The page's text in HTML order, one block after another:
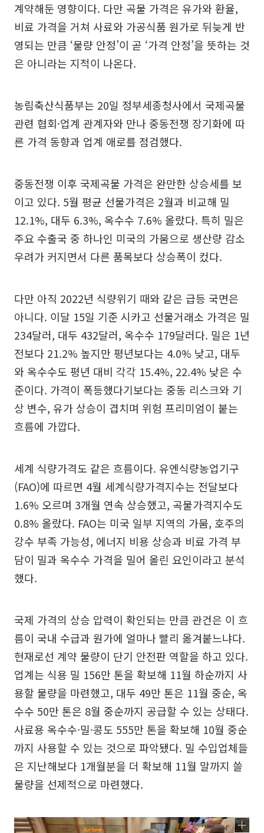
계약해둔 영향이다. 다만 곡물 가격은 유가와 환율,
비료 가격을 거쳐 사료와 가공식품 원가로 뒤늦게 반
영되는 만큼 ‘물량 안정’이 곧 ‘가격 안정’을 뜻하는 것
은 아니라는 지적이 나온다.
농림축산식품부는 20일 정부세종청사에서 국제곡물
관련 협회·업계 관계자와 만나 중동전쟁 장기화에 따
른 가격 동향과 업계 애로를 점검했다.
중동전쟁 이후 국제곡물 가격은 완만한 상승세를 보
이고 있다. 5월 평균 선물가격은 2월과 비교해 밀
12.1%, 대두 6.3%, 옥수수 7.6% 올랐다. 특히 밀은
주요 수출국 중 하나인 미국의 가뭄으로 생산량 감소
우려가 커지면서 다른 품목보다 상승폭이 컸다.
다만 아직 2022년 식량위기 때와 같은 급등 국면은
아니다. 이달 15일 기준 시카고 선물거래소 가격은 밀
234달러, 대두 432달러, 옥수수 179달러다. 밀은 1년
전보다 21.2% 높지만 평년보다는 4.0% 낮고, 대두
와 옥수수도 평년 대비 각각 15.4%, 22.4% 낮은 수
준이다. 가격이 폭등했다기보다는 중동 리스크와 기
상 변수, 유가 상승이 겹치며 위험 프리미엄이 붙는
흐름에 가깝다.
세계 식량가격도 같은 흐름이다. 유엔식량농업기구
(FAO)에 따르면 4월 세계식량가격지수는 전달보다
1.6% 오르며 3개월 연속 상승했고, 곡물가격지수도
0.8% 올랐다. FAO는 미국 일부 지역의 가뭄, 호주의
강수 부족 가능성, 에너지 비용 상승과 비료 가격 부
담이 밀과 옥수수 가격을 밀어 올린 요인이라고 분석
했다.
국제 가격의 상승 압력이 확인되는 만큼 관건은 이 흐
름이 국내 수급과 원가에 얼마나 빨리 옮겨붙느냐다.
현재로선 계약 물량이 단기 안전판 역할을 하고 있다.
업계는 식용 밀 156만 톤을 확보해 11월 하순까지 사
용할 물량을 마련했고, 대두 49만 톤은 11월 중순, 옥
수수 50만 톤은 8월 중순까지 공급할 수 있는 상태다.
사료용 옥수수·밀·콩도 555만 톤을 확보해 10월 중순
까지 사용할 수 있는 것으로 파악됐다. 밀 수입업체들
은 지난해보다 1개월분을 더 확보해 11월 말까지 쓸
물량을 선제적으로 마련했다.